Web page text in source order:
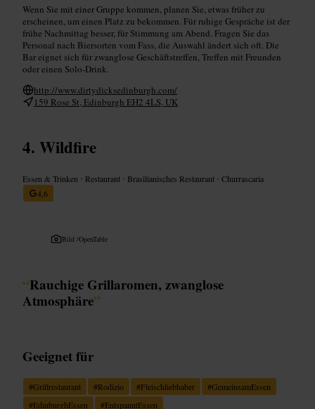
Wenn Sie mit einer Gruppe kommen, planen Sie, etwas früher zu
erscheinen, um einen Platz zu bekommen. Für ruhige Gespräche ist der
frühe Nachmittag besser, für Stimmung am Abend. Fragen Sie das
Personal nach Biersorten vom Fass, die Auswahl ändert sich oft. Die
Bar eignet sich für zwanglose Geschäftstreffen, Treffen mit Freunden
oder einen Solo-Drink.
http://www.dirtydicksedinburgh.com/
159 Rose St, Edinburgh EH2 4LS, UK
Wildfire
Essen & Trinken • Restaurant • Brasilianisches Restaurant •Churrascaria
4,6
Bild /OpenTable
“Rauchige Grillaromen, zwanglose
Atmosphäre”
Geeignet für
#Grillrestaurant #Rodizio #Fleischliebhaber #GemeinsamEssen
#EdinburghEssen #EntspanntEssen